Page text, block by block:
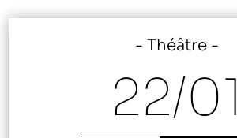
Théâtre
22/01